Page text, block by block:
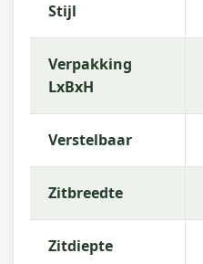
Stijl
Verpakking
LxBxH
Verstelbaar
Zitbreedte
Zitdiepte